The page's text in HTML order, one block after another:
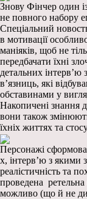
Знову Фінчер один
не повного набору
Спеціальний
в мотивації
маніяків, щоб не
передбачати їхні
детальних
в’язниць, які
обставинами у
Накопичені знання
вони також
їхніх життях та
Персонажі
х, інтерв’ю з якими
реалістичність та
проведена ретельна
можливо (що й не